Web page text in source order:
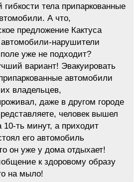
гибкости тела припаркованные
А что,
предложение Кактуса
автомобили-нарушители
уже не подходит?
вариант! Эвакуировать
автомобили
владельцев,
даже в другом городе
человек вышел
ть минут, а приходит
его автомобиль
он уже у дома отдыхает!
к здоровому образу
на мыло!